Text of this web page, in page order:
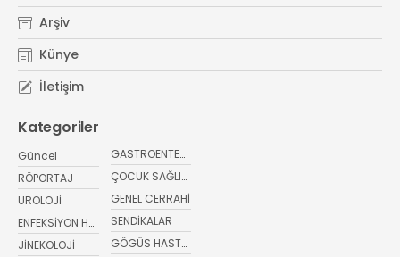
Arşiv
Künye
İletişim
Kategoriler
Güncel
RÖPORTAJ
ÜROLOJİ
ENFEKSİYON HASTALIKLARI
JİNEKOLOJİ
GASTROENTEROLOJİ
ÇOCUK SAĞLIĞI VE HASTALIKLARI
GENEL CERRAHİ
SENDİKALAR
GÖGÜS HASTALIKLARI